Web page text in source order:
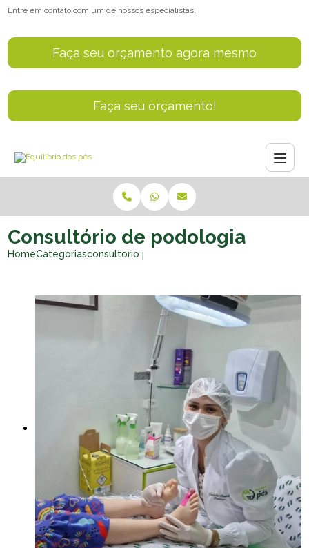
Entre em contato com um de nossos especialistas!
Faça seu orçamento agora mesmo
Faça seu orçamento!
HomeCategoriasconsultorio podologia
Consultório de podologia